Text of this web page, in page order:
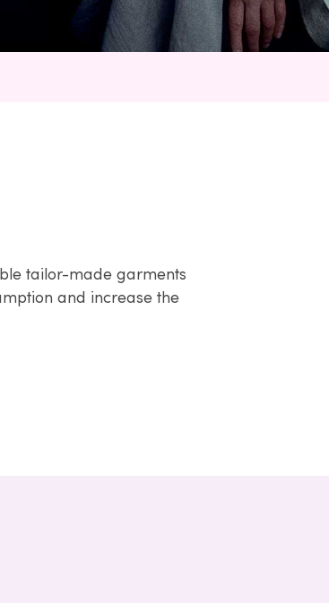
tailor-made garments
and increase the